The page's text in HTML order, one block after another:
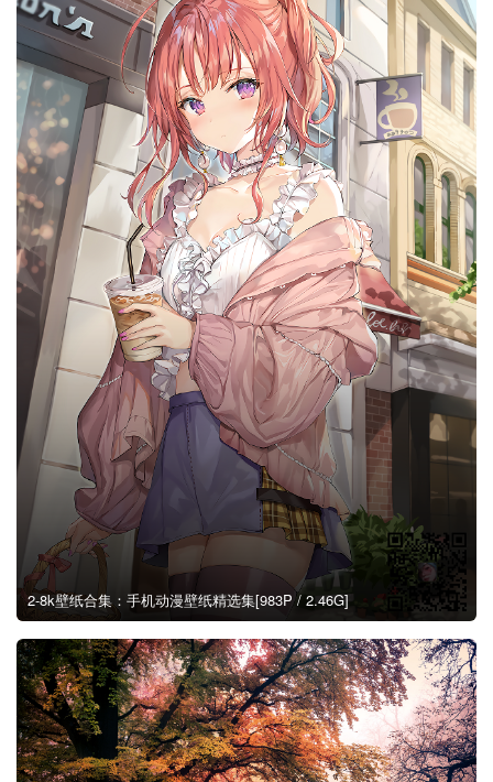
2-8k壁纸合集：手机动漫壁纸精选集[983P / 2.46G]